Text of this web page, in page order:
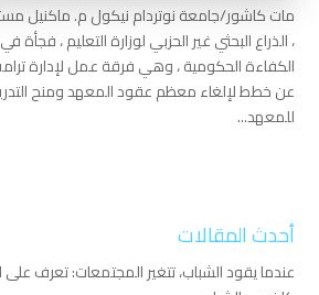
مات كاشور/جامعة نوتردام نيكول م. ماكنيل
، الذراع البحثي غير الحزبي لوزارة التعليم ، فجأة
الكفاءة الحكومية ، وهي فرقة عمل لإدارة
عن خطط لإلغاء معظم عقود المعهد ومنح
للمعهد...
أحدث المقالات
عندما يقود الشباب، تتغير المجتمعات: تعرف